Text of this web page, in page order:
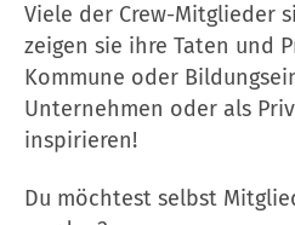
Viele der Crew-Mitglieder
zeigen sie ihre Taten und
Kommune oder
Unternehmen oder als
inspirieren!
Du möchtest selbst